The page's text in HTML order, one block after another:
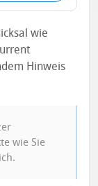
wie
Hinweis
wie Sie